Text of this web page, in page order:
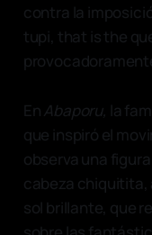
contra la
tupi, that is the
EnAbaporu, la
que inspiró el
observa una
cabeza chiquitita,
sol brillante, que